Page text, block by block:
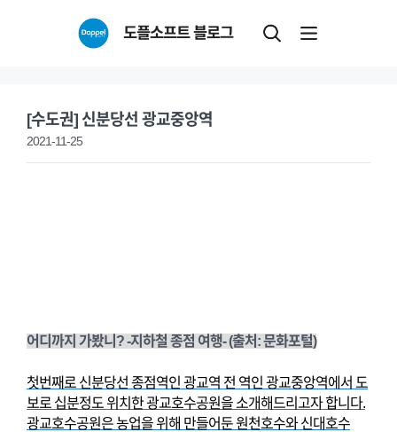
도플소프트 블로그
[수도권] 신분당선 광교중앙역
2021-11-25
어디까지 가봤니? -지하철 종점 여행- (출처: 문화포털)
첫번째로 신분당선 종점역인 광교역 전 역인 광교중앙역에서 도
보로 십분정도 위치한광교호수공원을 소개해드리고자 합니다.
광교호수공원은 농업을 위해 만들어둔 원천호수와 신대호수